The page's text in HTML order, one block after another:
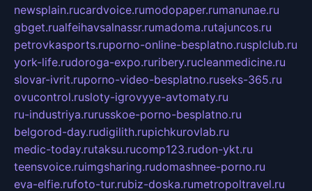
newsplain.rucardvoice.rumodopaper.rumanunae.ru
gbget.rualfeihavsalnassr.rumadoma.rutajuncos.ru
petrovkasports.ruporno-online-besplatno.rusplclub.ru
york-life.rudoroga-expo.ruribery.rucleanmedicine.ru
slovar-ivrit.ruporno-video-besplatno.ruseks-365.ru
ovucontrol.rusloty-igrovyye-avtomaty.ru
ru-industriya.rurusskoe-porno-besplatno.ru
belgorod-day.rudigilith.rupichkurovlab.ru
medic-today.rutaksu.rucomp123.rudon-ykt.ru
teensvoice.ruimgsharing.rudomashnee-porno.ru
eva-elfie.rufoto-tur.rubiz-doska.rumetropoltravel.ru